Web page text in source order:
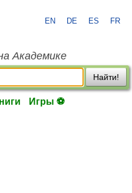
EN DE ES FR
Академике
Найти!
Игры ⚽